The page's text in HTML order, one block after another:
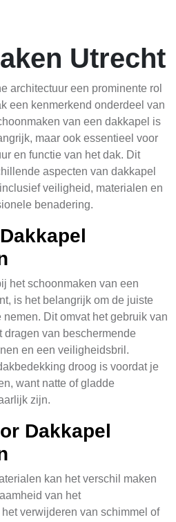
Utrecht
architectuur een prominente rol
een kenmerkend onderdeel van
van een dakkapel is
maar ook essentieel voor
en functie van het dak. Dit
aspecten van dakkapel
veiligheid, materialen en
benadering.
het schoonmaken van een
is het belangrijk om de juiste
Dit omvat het gebruik van
dragen van beschermende
en een veiligheidsbril.
droog is voordat je
want natte of gladde
zijn.
Dakkapel
kan het verschil maken
van het
verwijderen van schimmel of